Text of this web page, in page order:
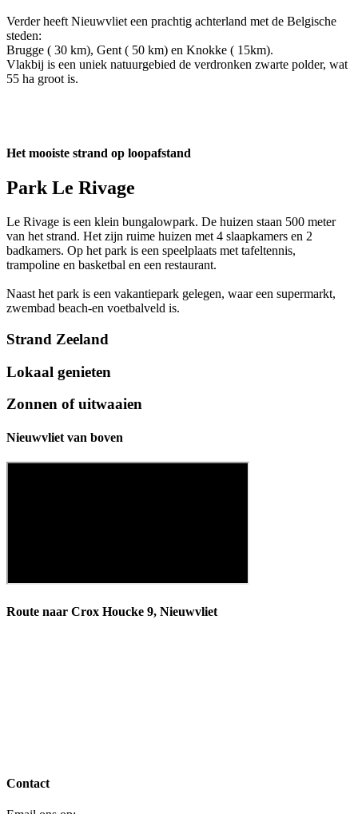
Verder heeft Nieuwvliet een prachtig achterland met de Belgische
steden:
Brugge ( 30 km), Gent ( 50 km) en Knokke ( 15km).
Vlakbij is een uniek natuurgebied de verdronken zwarte polder, wat
55 ha groot is.
Het mooiste strand op loopafstand
Park Le Rivage
Le Rivage is een klein bungalowpark. De huizen staan 500 meter
van het strand. Het zijn ruime huizen met 4 slaapkamers en 2
badkamers. Op het park is een speelplaats met tafeltennis,
trampoline en basketbal en een restaurant.
Naast het park is een vakantiepark gelegen, waar een supermarkt,
zwembad beach-en voetbalveld is.
Strand Zeeland
Lokaal genieten
Zonnen of uitwaaien
Nieuwvliet van boven
Route naar Crox Houcke 9, Nieuwvliet
Contact